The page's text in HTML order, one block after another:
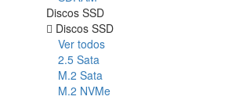
Discos SSD
Discos SSD
Ver todos
2.5 Sata
M.2 Sata
M.2 NVMe